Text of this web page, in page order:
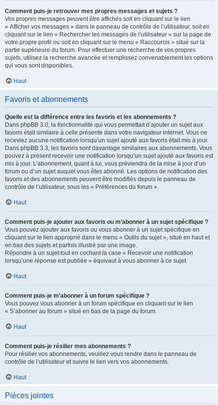
Comment puis-je retrouver mes propres messages et sujets ?
Vos propres messages peuvent être affichés soit en cliquant sur le lien
« Afficher vos messages » dans le panneau de contrôle de l’utilisateur, soit en
cliquant sur le lien « Rechercher les messages de l’utilisateur » sur la page de
votre propre profil ou soit en cliquant sur le menu « Raccourcis » situé sur la
partie supérieure du forum. Pour effectuer une recherche de vos propres
sujets, utilisez la recherche avancée et remplissez convenablement les options
qui vous sont disponibles.
Haut
Favoris et abonnements
Quelle est la différence entre les favoris et les abonnements ?
Dans phpBB 3.0, la fonctionnalité qui vous permettait d’ajouter un sujet aux
favoris était similaire à celle présente dans votre navigateur internet. Vous ne
receviez aucune notification lorsqu’un sujet ajouté aux favoris était mis à jour.
Dans phpBB 3.3, les favoris sont davantage similaires aux abonnements. Vous
pouvez à présent recevoir une notification lorsqu’un sujet ajouté aux favoris est
mis à jour. L’abonnement, quant à lui, vous préviendra de la mise à jour d’un
forum ou d’un sujet auquel vous êtes abonné. Les options de notification des
favoris et des abonnements peuvent être modifiés depuis le panneau de
contrôle de l’utilisateur, sous les « Préférences du forum ».
Haut
Comment puis-je ajouter aux favoris ou m’abonner à un sujet spécifique ?
Vous pouvez ajouter aux favoris ou vous abonner à un sujet spécifique en
cliquant sur le lien approprié dans le menu « Outils du sujet », situé en haut et
en bas des sujets et parfois illustré par une image.
Répondre à un sujet tout en cochant la case « Recevoir une notification
lorsqu’une réponse est publiée » équivaut à vous abonner à ce sujet.
Haut
Comment puis-je m’abonner à un forum spécifique ?
Vous pouvez vous abonner à un forum spécifique en cliquant sur le lien
« S’abonner au forum » situé en bas de la page du forum.
Haut
Comment puis-je résilier mes abonnements ?
Pour résilier vos abonnements, veuillez vous rendre dans le panneau de
contrôle de l’utilisateur et suivre le lien vers vos abonnements.
Haut
Pièces jointes